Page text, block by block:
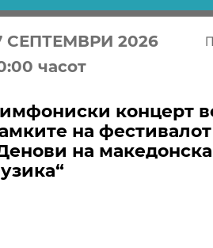
СЕПТЕМВРИ 2026
часот
концерт
на фестивалот
на македонска